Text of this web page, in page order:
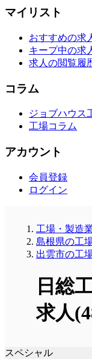
マイリスト
おすすめの求
キープ中の求
求人の閲覧履
コラム
ジョブハウス
工場コラム
アカウント
会員登録
ログイン
工場・製造
島根県の工
出雲市の工
日総
求人
スペシャル